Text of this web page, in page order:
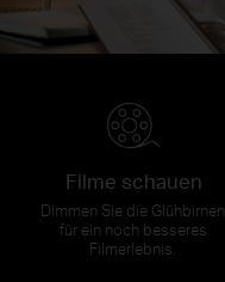
Filme schauen
Dimmen Sie die Glühbirnen
für ein noch besseres
Filmerlebnis.